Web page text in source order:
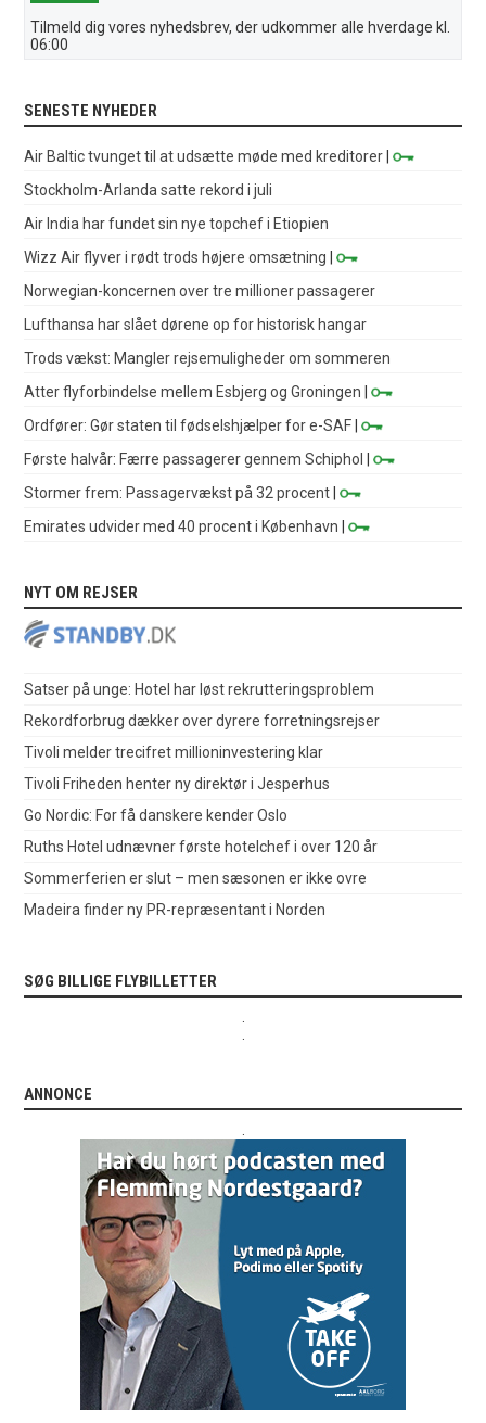
Tilmeld dig vores nyhedsbrev, der udkommer alle hverdage kl.
06:00
SENESTE NYHEDER
Air Baltic tvunget til at udsætte møde med kreditorer |
Stockholm-Arlanda satte rekord i juli
Air India har fundet sin nye topchef i Etiopien
Wizz Air flyver i rødt trods højere omsætning |
Norwegian-koncernen over tre millioner passagerer
Lufthansa har slået dørene op for historisk hangar
Trods vækst: Mangler rejsemuligheder om sommeren
Atter flyforbindelse mellem Esbjerg og Groningen |
Ordfører: Gør staten til fødselshjælper for e-SAF |
Første halvår: Færre passagerer gennem Schiphol
|
Stormer frem: Passagervækst på 32 procent |
Emirates udvider med 40 procent i København |
NYT OM REJSER
Satser på unge: Hotel har løst rekrutteringsproblem
Rekordforbrug dækker over dyrere forretningsrejser
Tivoli melder trecifret millioninvestering klar
Tivoli Friheden henter ny direktør i Jesperhus
Go Nordic: For få danskere kender Oslo
Ruths Hotel udnævner første hotelchef i over 120 år
Sommerferien er slut – men sæsonen er ikke ovre
Madeira finder ny PR-repræsentant i Norden
SØG BILLIGE FLYBILLETTER
ANNONCE